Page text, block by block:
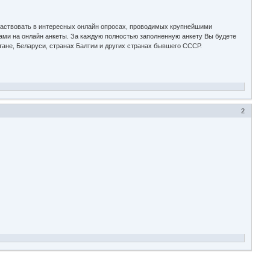
в интересных онлайн опросах, проводимых крупнейшими
на онлайн анкеты. За каждую полностью заполненную анкету Вы будете
Беларуси, странах Балтии и других странах бывшего СССР.
2